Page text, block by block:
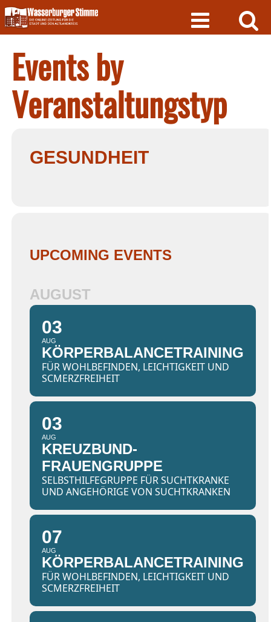
Skip
to
content
Events by
Veranstaltungstyp
GESUNDHEIT
UPCOMING EVENTS
AUGUST
03
AUG
KÖRPERBALANCETRAINING
FÜR WOHLBEFINDEN, LEICHTIGKEIT UND
SCMERZFREIHEIT
03
AUG
KREUZBUND-
FRAUENGRUPPE
SELBSTHILFEGRUPPE FÜR SUCHTKRANKE
UND ANGEHÖRIGE VON SUCHTKRANKEN
07
AUG
KÖRPERBALANCETRAINING
FÜR WOHLBEFINDEN, LEICHTIGKEIT UND
SCMERZFREIHEIT